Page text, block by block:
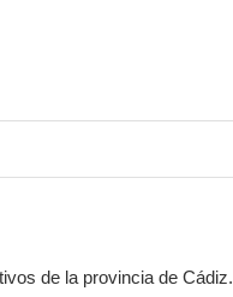
de la provincia de Cádiz.